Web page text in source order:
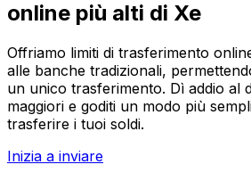
online più alti di Xe
Offriamo limiti di trasferimento
alle banche tradizionali,
un unico trasferimento. Dì addio al
maggiori e goditi un modo più
trasferire i tuoi soldi.
Inizia a inviare